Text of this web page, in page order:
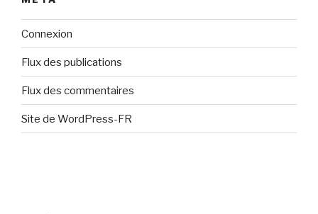
Connexion
Flux des publications
Flux des commentaires
Site de WordPress-FR